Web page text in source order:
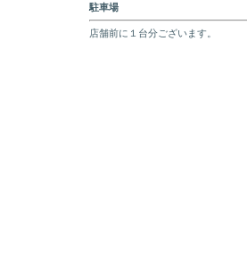
駐車場
店舗前に１台分ございます。